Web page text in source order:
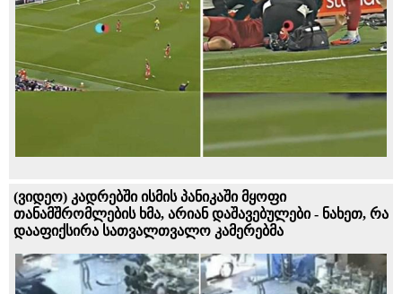
(ვიდეო) კადრებში ისმის პანიკაში მყოფი
თანამშრომლების ხმა, არიან დაშავებულები - ნახეთ, რა
დააფიქსირა სათვალთვალო კამერებმა